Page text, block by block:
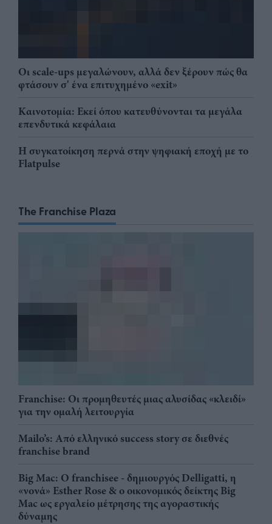
Οι scale-ups μεγαλώνουν, αλλά δεν ξέρουν πώς θα
φτάσουν σ' ένα επιτυχημένο «exit»
Καινοτομία: Εκεί όπου κατευθύνονται τα μεγάλα
επενδυτικά κεφάλαια
Η συγκατοίκηση περνά στην ψηφιακή εποχή με το
Flatpulse
The Franchise Plaza
Franchise: Οι προμηθευτές μιας αλυσίδας «κλειδί»
για την ομαλή λειτουργία
Mailo’s: Από ελληνικό success story σε διεθνές
franchise brand
Big Mac: Ο franchisee - δημιουργός Delligatti, η
«νονά» Esther Rose & ο οικονομικός δείκτης Big
Mac ως εργαλείο μέτρησης της αγοραστικής
δύναμης